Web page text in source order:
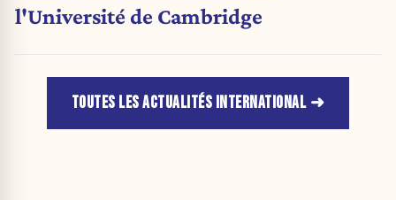
l'Université de Cambridge
TOUTES LES ACTUALITÉS INTERNATIONAL